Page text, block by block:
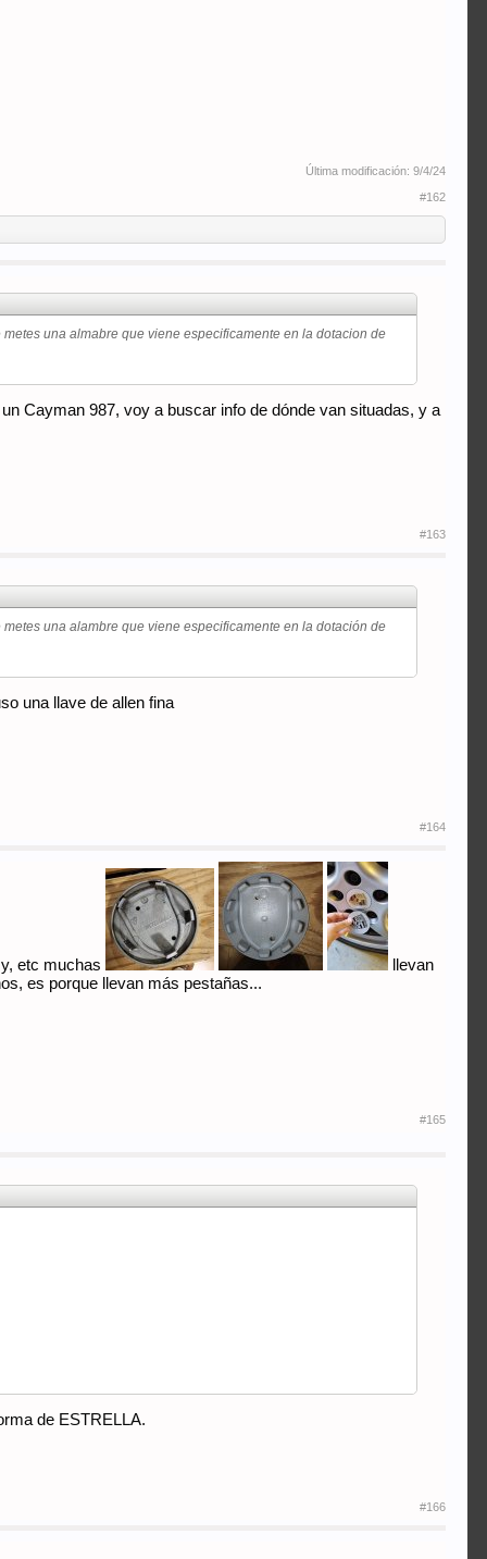
Última modificación: 9/4/24
#162
una almabre que viene especificamente en la dotacion de
Cayman 987, voy a buscar info de dónde van situadas, y a
#163
una alambre que viene especificamente en la dotación de
una llave de allen fina
#164
etc muchas
llevan
es porque llevan más pestañas...
#165
de ESTRELLA.
#166